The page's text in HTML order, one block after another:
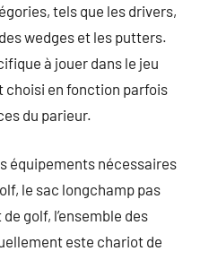
tels que les drivers,
wedges et les putters.
à jouer dans le jeu
choisi en fonction parfois
du parieur.
équipements nécessaires
le sac longchamp pas
golf, l’ensemble des
este chariot de